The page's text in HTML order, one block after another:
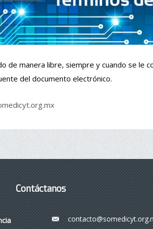
de manera libre, siempre y cuando se le
del documento electrónico.
Contáctanos
___